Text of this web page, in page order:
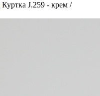
Куртка J.259 - крем /